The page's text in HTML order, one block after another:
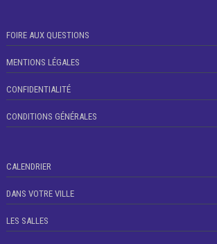
FOIRE AUX QUESTIONS
MENTIONS LÉGALES
CONFIDENTIALITÉ
CONDITIONS GÉNÉRALES
CALENDRIER
DANS VOTRE VILLE
LES SALLES